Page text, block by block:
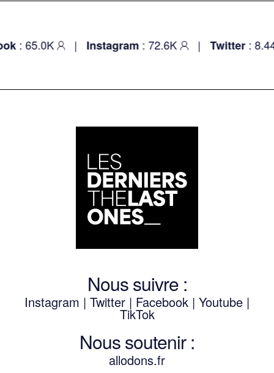
: 65.0K | Instagram: 72.6K | Twitter:
Nous suivre :
Instagram | Twitter | Facebook | Youtube |
TikTok
Nous soutenir :
allodons.fr